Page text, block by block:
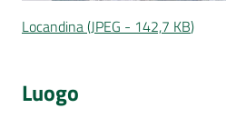
Locandina(JPEG - 142,7 KB)
Luogo